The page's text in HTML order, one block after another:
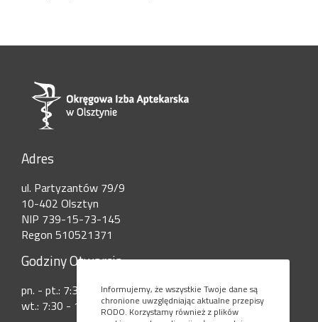
Adres
ul. Partyzantów 79/9
10-402 Olsztyn
NIP 739-15-73-145
Regon 510521371
Godziny Otwarcia
pn. - pt.: 7:30 - 15:00
wt.: 7:30 - 17:30
Informujemy, że wszystkie Twoje dane są
chronione uwzględniając aktualne przepisy
RODO. Korzystamy również z plików